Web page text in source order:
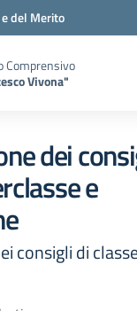
del Merito
Comprensivo
Vivona"
dei
e
consigli di